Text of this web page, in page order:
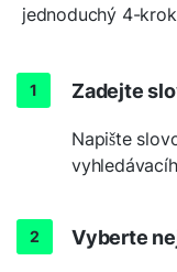
jednoduchý 4-
Zadejte
Napište
Vyberte